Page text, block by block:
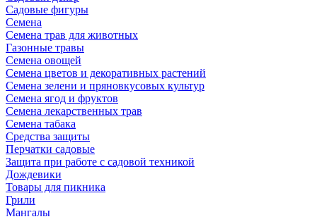
Садовые фигуры
Семена
Семена трав для животных
Газонные травы
Семена овощей
Семена цветов и декоративных растений
Семена зелени и пряновкусовых культур
Семена ягод и фруктов
Семена лекарственных трав
Семена табака
Средства защиты
Перчатки садовые
Защита при работе с садовой техникой
Дождевики
Товары для пикника
Грили
Мангалы